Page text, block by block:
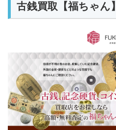
古銭買取【福ちゃん】